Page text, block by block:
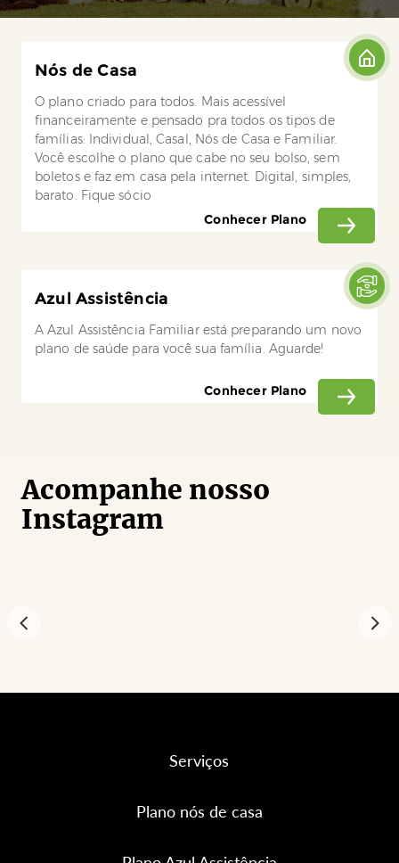
Nós de Casa
O plano criado para todos. Mais acessível
financeiramente e pensado pra todos os tipos de
famílias: Individual, Casal, Nós de Casa e Familiar.
Você escolhe o plano que cabe no seu bolso, sem
boletos e faz em casa pela internet. Digital, simples,
barato. Fique sócio
Conhecer Plano
Azul Assistência
A Azul Assistência Familiar está preparando um novo
plano de saúde para você sua família. Aguarde!
Conhecer Plano
Acompanhe nosso
Instagram
Serviços
Plano nós de casa